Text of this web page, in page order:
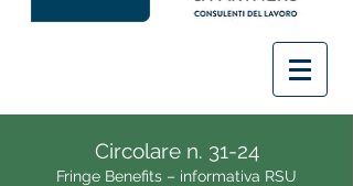
Circolare n. 31-24
Fringe Benefits – informativa RSU